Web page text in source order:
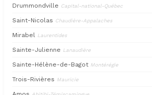
Drummondville Capital-national-Québec
Saint-Nicolas Chaudière-Appalaches
Mirabel Laurentides
Sainte-Julienne Lanaudière
Sainte-Hélène-de-Bagot Montérégie
Trois-Rivières Mauricie